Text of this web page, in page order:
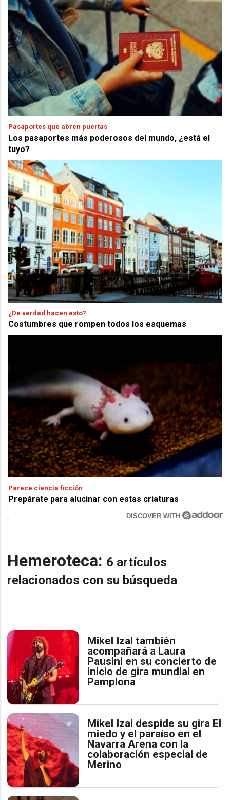
Pasaportes que abren puertas
Los pasaportes más poderosos del mundo, ¿está el
tuyo?
¿De verdad hacen esto?
Costumbres que rompen todos los esquemas
Parece ciencia ficción
Prepárate para alucinar con estas criaturas
DISCOVER WITH
Hemeroteca: 6 artículos
relacionados con su búsqueda
Mikel Izal también
acompañará a Laura
Pausini en su concierto de
inicio de gira mundial en
Pamplona
Mikel Izal despide su gira El
miedo y el paraíso en el
Navarra Arena con la
colaboración especial de
Merino